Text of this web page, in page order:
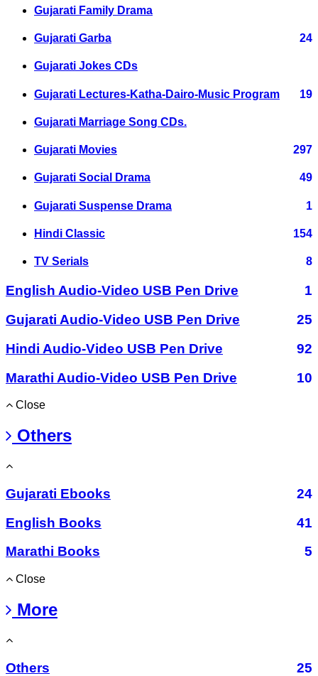
Gujarati Family Drama
Gujarati Garba 24
Gujarati Jokes CDs
Gujarati Lectures-Katha-Dairo-Music Program 19
Gujarati Marriage Song CDs.
Gujarati Movies 297
Gujarati Social Drama 49
Gujarati Suspense Drama 1
Hindi Classic 154
TV Serials 8
English Audio-Video USB Pen Drive
1
Gujarati Audio-Video USB Pen Drive
25
Hindi Audio-Video USB Pen Drive
92
Marathi Audio-Video USB Pen Drive
10
Close
Others
Gujarati Ebooks
24
English Books
41
Marathi Books
5
Close
More
Others 25